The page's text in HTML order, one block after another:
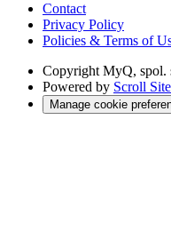
Contact
Privacy Policy
Policies & Terms of
Copyright MyQ, spol.
Powered by Scroll
Manage cookie